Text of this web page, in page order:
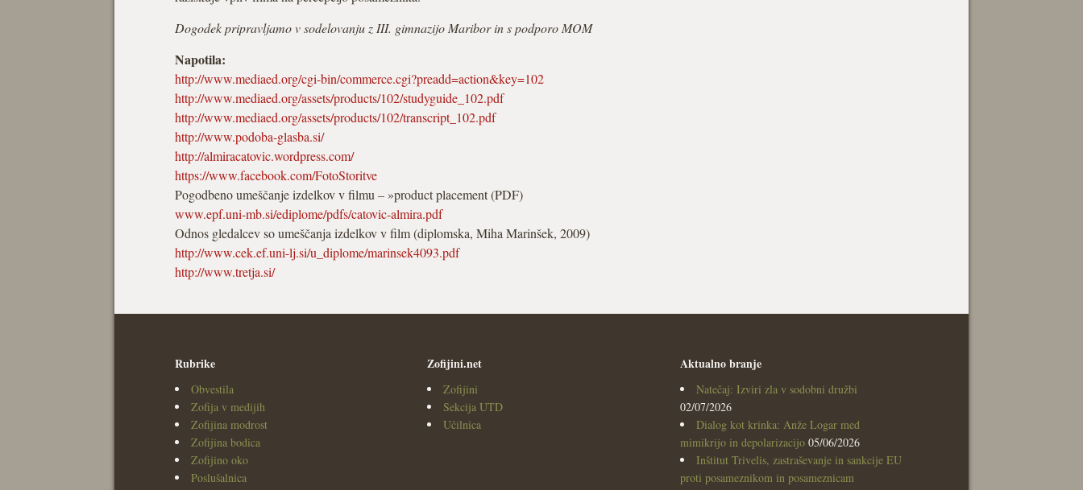
Dogodek pripravljamo v sodelovanju z III. gimnazijo Maribor in s podporo MOM
Napotila:
http://www.mediaed.org/cgi-bin/commerce.cgi?preadd=action&key=102
http://www.mediaed.org/assets/products/102/studyguide_102.pdf
http://www.mediaed.org/assets/products/102/transcript_102.pdf
http://www.podoba-glasba.si/
http://almiracatovic.wordpress.com/
https://www.facebook.com/FotoStoritve
Pogodbeno umeščanje izdelkov v filmu – »product placement (PDF)
www.epf.uni-mb.si/ediplome/pdfs/catovic-almira.pdf
Odnos gledalcev so umeščanja izdelkov v film (diplomska, Miha Marinšek, 2009)
http://www.cek.ef.uni-lj.si/u_diplome/marinsek4093.pdf
http://www.tretja.si/
Rubrike
Obvestila
Zofija v medijih
Zofijina modrost
Zofijina bodica
Zofijino oko
Poslušalnica
Zofijini.net
Zofijini
Sekcija UTD
Učilnica
Aktualno branje
Natečaj: Izviri zla v sodobni družbi
02/07/2026
Dialog kot krinka: Anže Logar med
mimikrijo in depolarizacijo 05/06/2026
Inštitut Trivelis, zastraševanje in sankcije EU
proti posameznikom in posameznicam